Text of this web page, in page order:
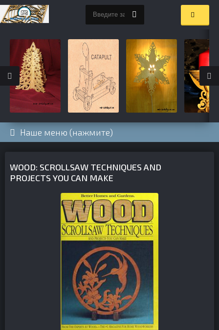
Наше меню (нажмите)
WOOD: SCROLLSAW TECHNIQUES AND
PROJECTS YOU CAN MAKE